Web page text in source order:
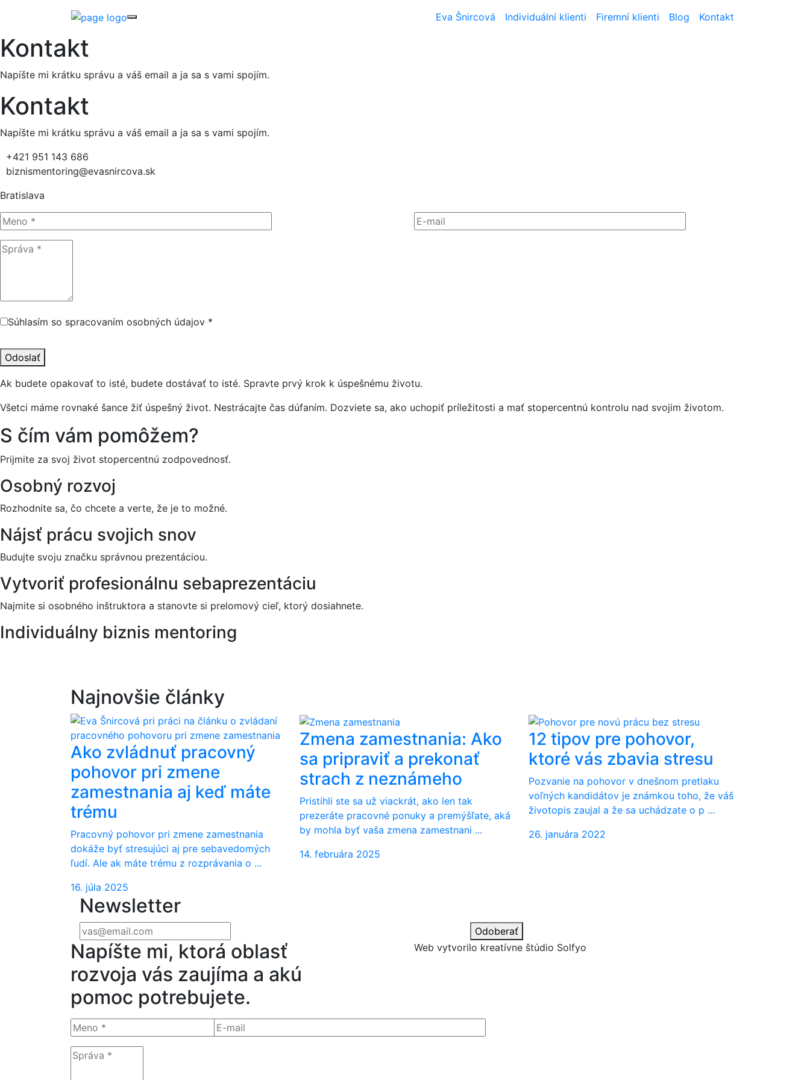
Eva Šnircová Individuální klienti Firemní klienti Blog Kontakt
Kontakt
Napíšte mi krátku správu a váš email a ja sa s vami spojím.
Kontakt
Napíšte mi krátku správu a váš email a ja sa s vami spojím.
+421 951 143 686
biznismentoring@evasnircova.sk
Bratislava
Súhlasím so spracovaním osobných údajov *
Odoslať
Ak budete opakovať to isté, budete dostávať to isté. Spravte prvý krok k úspešnému životu.
Všetci máme rovnaké šance žiť úspešný život. Nestrácajte čas dúfaním. Dozviete sa, ako uchopiť príležitosti a mať stopercentnú kontrolu nad svojim životom.
S čím vám pomôžem?
Prijmite za svoj život stopercentnú zodpovednosť.
Osobný rozvoj
Rozhodnite sa, čo chcete a verte, že je to možné.
Nájsť prácu svojich snov
Budujte svoju značku správnou prezentáciou.
Vytvoriť profesionálnu sebaprezentáciu
Najmite si osobného inštruktora a stanovte si prelomový cieľ, ktorý dosiahnete.
Individuálny biznis mentoring
Najnovšie články
Ako zvládnuť pracovný
pohovor pri zmene
zamestnania aj keď máte
trému
Pracovný pohovor pri zmene zamestnania
dokáže byť stresujúci aj pre sebavedomých
ľudí. Ale ak máte trému z rozprávania o ...
16. júla 2025
Zmena zamestnania: Ako
sa pripraviť a prekonať
strach z neznámeho
Pristihli ste sa už viackrát, ako len tak
prezeráte pracovné ponuky a premýšľate, aká
by mohla byť vaša zmena zamestnani ...
14. februára 2025
12 tipov pre pohovor,
ktoré vás zbavia stresu
Pozvanie na pohovor v dnešnom pretlaku
voľných kandidátov je známkou toho, že váš
životopis zaujal a že sa uchádzate o p ...
26. januára 2022
Newsletter
Odoberať
Napíšte mi, ktorá oblasť
rozvoja vás zaujíma a akú
pomoc potrebujete.
Web vytvorilo kreatívne štúdio Solfyo